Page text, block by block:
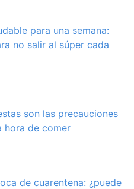
para una semana:
no salir al súper cada
son las precauciones
hora de comer
de cuarentena: ¿puede